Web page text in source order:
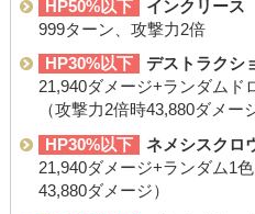
HP50%以下
インクリース
999ターン、攻撃力2倍
HP30%以下
デストラクシ
21,940ダメージ+ランダム
（攻撃力2倍時43,880ダメー
HP30%以下
ネメシスクロ
21,940ダメージ+ランダム1
43,880ダメージ）